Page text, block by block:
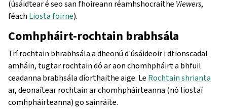
(úsáidtear é seo san fhoireann réamhshocraithe Viewers,
féach Liosta foirne).
Comhpháirt-rochtain brabhsála
Trí rochtain bhrabhsála a dheonú d'úsáideoir i dtionscadal
amháin, tugtar rochtain dó ar aon chomhpháirt a bhfuil
ceadanna brabhsála díorthaithe aige. Le Rochtain shrianta
ar, deonaítear rochtain ar chomhpháirteanna (nó liostaí
comhpháirteanna) go sainráite.